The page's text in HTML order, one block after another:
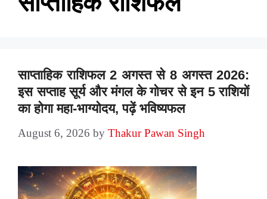
साप्ताहिक राशिफल 2 अगस्त से 8 अगस्त 2026:
इस सप्ताह सूर्य और मंगल के गोचर से इन 5 राशियों
का होगा महा-भाग्योदय, पढ़ें भविष्यफल
August 6, 2026 by Thakur Pawan Singh